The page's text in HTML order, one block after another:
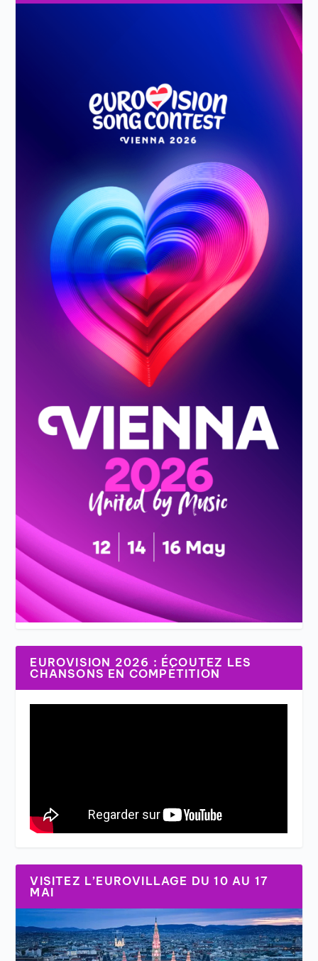
EUROVISION 2026 : ÉCOUTEZ LES
CHANSONS EN COMPÉTITION
VISITEZ L’EUROVILLAGE DU 10 AU 17
MAI